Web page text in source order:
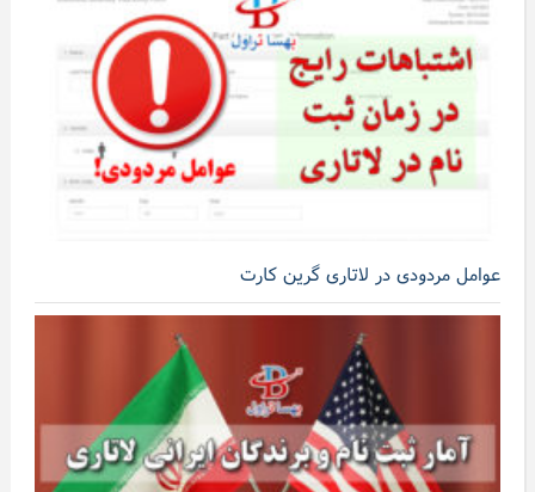
عوامل مردودی در لاتاری گرین کارت